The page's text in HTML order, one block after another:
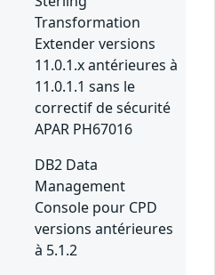
Transformation
Extender versions
11.0.1.x antérieures à
11.0.1.1 sans le
correctif de sécurité
APAR PH67016
DB2 Data
Management
Console pour CPD
versions antérieures
à 5.1.2